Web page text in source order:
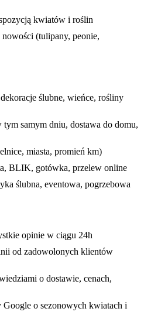
kwiatów i roślin
(tulipany, peonie,
ślubne, wieńce, rośliny
samym dniu, dostawa do domu,
miasta, promień km)
BLIK, gotówka, przelew online
ślubna, eventowa, pogrzebowa
opinie w ciągu 24h
od zadowolonych klientów
o dostawie, cenach,
o sezonowych kwiatach i